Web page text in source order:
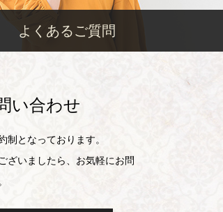
よくあるご質問
い合わせ
制となっております。
ざいましたら、お気軽にお問